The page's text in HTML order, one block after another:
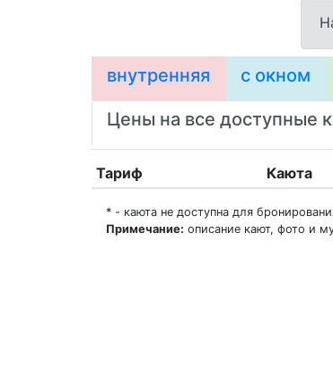
внутренняя с окном
Цены на все доступные
Тариф Каюта
* - каюта не доступна для
Примечание: описание кают, фото и